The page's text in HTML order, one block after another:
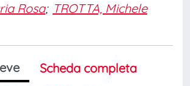
Rosa; TROTTA, Michele
Scheda completa